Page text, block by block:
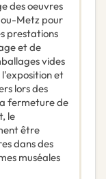
des oeuvres
Metz pour
prestations
et de
vides
et
lors des
fermeture de
le
être
dans des
muséales